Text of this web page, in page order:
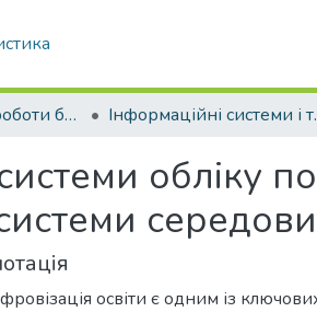
Кваліфікаційні роботи бакалаврів
обліку
освіти є одним із